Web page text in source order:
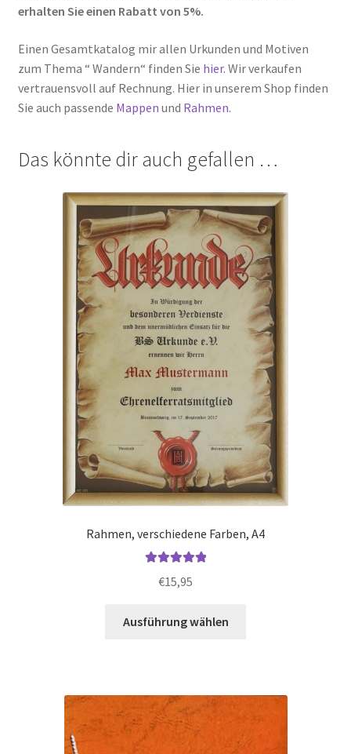
erhalten Sie einen Rabatt von 5%.
Einen Gesamtkatalog mir allen Urkunden und Motiven
zum Thema “ Wandern“ finden Sie hier. Wir verkaufen
vertrauensvoll auf Rechnung. Hier in unserem Shop finden
Sie auch passende Mappen und Rahmen.
Das könnte dir auch gefallen …
Rahmen, verschiedene Farben, A4
von 5
€15,95
Ausführung wählen
Optionen